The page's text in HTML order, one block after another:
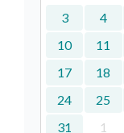
3
4
10
11
17
18
24
25
31
1